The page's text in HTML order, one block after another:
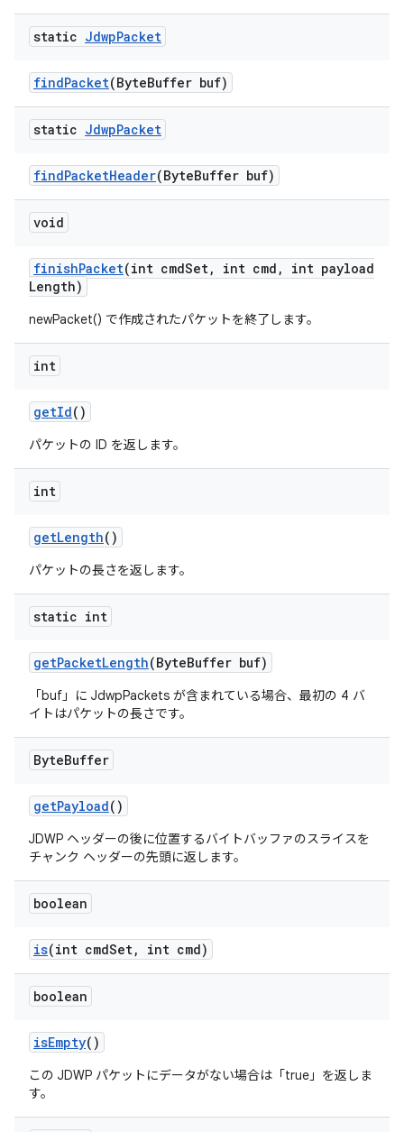
static JdwpPacket
findPacket(ByteBuffer buf)
static JdwpPacket
findPacketHeader(ByteBuffer buf)
void
finishPacket(int cmdSet, int cmd ,
int payload
Length)
newPacket() で作成されたパケットを終了します。
int
getId()
パケットの ID を返します。
int
getLength()
パケットの長さを返します。
static int
getPacketLength(ByteBuffer buf)
「buf」に JdwpPackets が含まれている場合、最初の 4 バ
イトはパケットの長さです。
ByteBuffer
getPayload()
JDWP ヘッダーの後に位置するバイトバッファのスライスを
チャンク ヘッダーの先頭に返します。
boolean
is(int cmdSet, int cmd)
boolean
isEmpty()
この JDWP パケットにデータがない場合は「true」を返しま
す。